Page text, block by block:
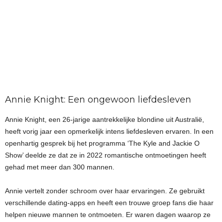
Annie Knight: Een ongewoon liefdesleven
Annie Knight, een 26-jarige aantrekkelijke blondine uit Australië,
heeft vorig jaar een opmerkelijk intens liefdesleven ervaren. In een
openhartig gesprek bij het programma ‘The Kyle and Jackie O
Show’ deelde ze dat ze in 2022 romantische ontmoetingen heeft
gehad met meer dan 300 mannen.
Annie vertelt zonder schroom over haar ervaringen. Ze gebruikt
verschillende dating-apps en heeft een trouwe groep fans die haar
helpen nieuwe mannen te ontmoeten. Er waren dagen waarop ze